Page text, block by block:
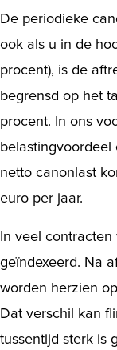
De periodieke
ook als u in de
procent), is de
begrensd op het
procent. In ons
netto canonlast
euro per jaar.
In veel
geïndexeerd. Na
worden herzien
Dat verschil kan
tussentijd sterk is